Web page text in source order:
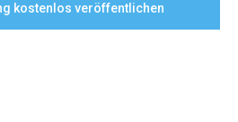
kostenlos veröffentlichen